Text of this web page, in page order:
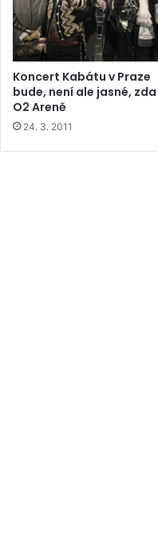
Koncert Kabátu v Praze
bude, není ale jasné, zda
O2 Areně
24. 3. 2011